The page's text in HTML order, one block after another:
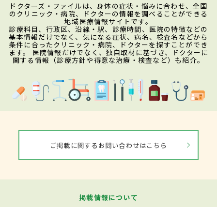
ドクターズ・ファイルは、身体の症状・悩みに合わせ、全国
のクリニック・病院、ドクターの情報を調べることができる
地域医療情報サイトです。
診療科目、行政区、沿線・駅、診療時間、医院の特徴などの
基本情報だけでなく、気になる症状、病名、検査名などから
条件に合ったクリニック・病院、ドクターを探すことができ
ます。 医院情報だけでなく、独自取材に基づき、ドクターに
関する情報（診療方針や得意な治療・検査など）も紹介。
ご掲載に関するお問い合わせはこちら
掲載情報について